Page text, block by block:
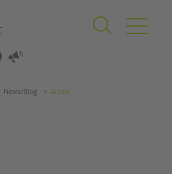
News/Blog Archiv